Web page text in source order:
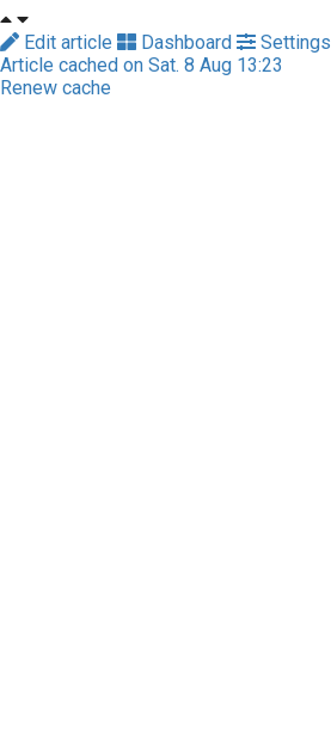
Edit article Dashboard Settings
Article cached on Sat. 8 Aug 13:23
Renew cache